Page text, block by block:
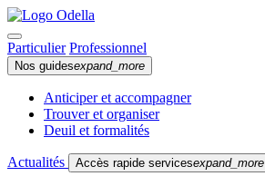
Particulier Professionnel
Nos guidesexpand_more
Anticiper et accompagner
Trouver et organiser
Deuil et formalités
Actualités Accès rapide servicesexpand_more